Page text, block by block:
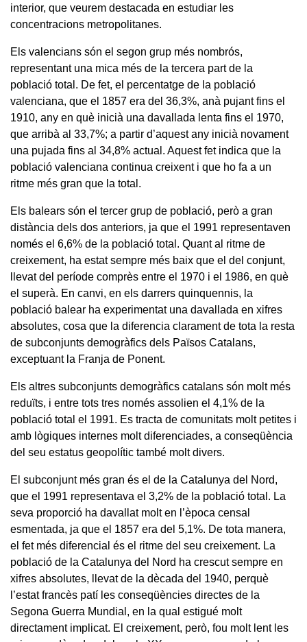
interior, que veurem destacada en estudiar les
concentracions metropolitanes.
Els valencians són el segon grup més nombrós,
representant una mica més de la tercera part de la
població total. De fet, el percentatge de la població
valenciana, que el 1857 era del 36,3%, anà pujant fins el
1910, any en què inicià una davallada lenta fins el 1970,
que arribà al 33,7%; a partir d’aquest any inicià novament
una pujada fins al 34,8% actual. Aquest fet indica que la
població valenciana continua creixent i que ho fa a un
ritme més gran que la total.
Els balears són el tercer grup de població, però a gran
distància dels dos anteriors, ja que el 1991 representaven
només el 6,6% de la població total. Quant al ritme de
creixement, ha estat sempre més baix que el del conjunt,
llevat del període comprès entre el 1970 i el 1986, en què
el superà. En canvi, en els darrers quinquennis, la
població balear ha experimentat una davallada en xifres
absolutes, cosa que la diferencia clarament de tota la resta
de subconjunts demogràfics dels Països Catalans,
exceptuant la Franja de Ponent.
Els altres subconjunts demogràfics catalans són molt més
reduïts, i entre tots tres només assolien el 4,1% de la
població total el 1991. Es tracta de comunitats molt petites i
amb lògiques internes molt diferenciades, a conseqüència
del seu estatus geopolític també molt divers.
El subconjunt més gran és el de la Catalunya del Nord,
que el 1991 representava el 3,2% de la població total. La
seva proporció ha davallat molt en l’època censal
esmentada, ja que el 1857 era del 5,1%. De tota manera,
el fet més diferencial és el ritme del seu creixement. La
població de la Catalunya del Nord ha crescut sempre en
xifres absolutes, llevat de la dècada del 1940, perquè
l’estat francès patí les conseqüències directes de la
Segona Guerra Mundial, en la qual estigué molt
directament implicat. El creixement, però, fou molt lent les